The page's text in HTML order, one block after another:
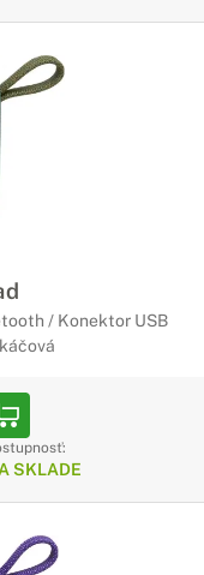
/ Konektor USB
SKLADE